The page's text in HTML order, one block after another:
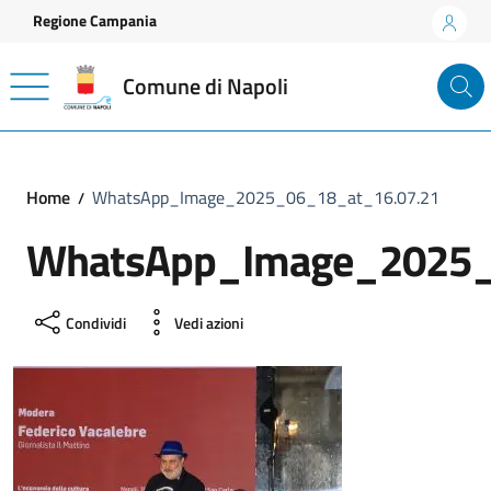
Vai ai contenuti
Vai al footer
Regione Campania
Comune di Napoli
Home WhatsApp_Image_2025_06_18_at_16.07.21
Condividi Vedi azioni